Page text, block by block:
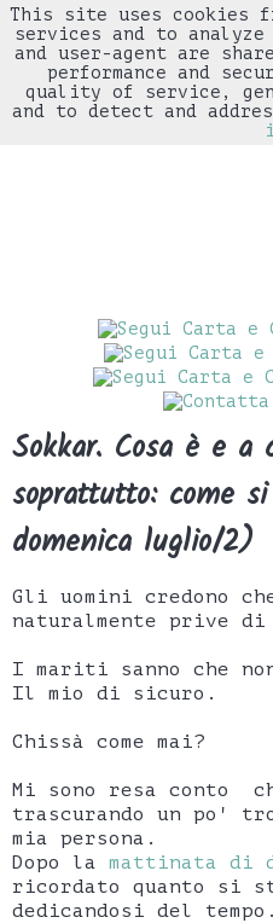
Sokkar. Cosa è e a
soprattutto: come
domenica luglio/2)
Gli uomini credono
naturalmente prive
I mariti sanno che
Il mio di sicuro.
Chissà come mai?
Mi sono resa conto
trascurando un po'
mia persona.
Dopo la mattinata di
ricordato quanto si
dedicandosi del tempo.
This site uses cookies
services and to
and user-agent are
performance and
quality of service,
and to detect and